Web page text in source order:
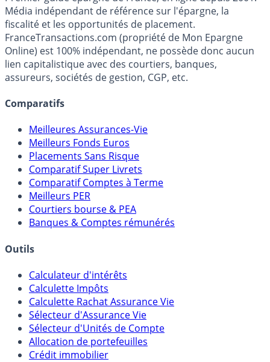
Média indépendant de référence sur l'épargne, la
fiscalité et les opportunités de placement.
FranceTransactions.com (propriété de Mon Epargne
Online) est 100% indépendant, ne possède donc aucun
lien capitalistique avec des courtiers, banques,
assureurs, sociétés de gestion, CGP, etc.
Comparatifs
Meilleures Assurances-Vie
Meilleurs Fonds Euros
Placements Sans Risque
Comparatif Super Livrets
Comparatif Comptes à Terme
Meilleurs PER
Courtiers bourse & PEA
Banques & Comptes rémunérés
Outils
Calculateur d'intérêts
Calculette Impôts
Calculette Rachat Assurance Vie
Sélecteur d'Assurance Vie
Sélecteur d'Unités de Compte
Allocation de portefeuilles
Crédit immobilier